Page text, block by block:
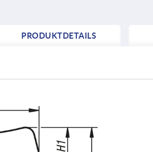
PRODUKTDETAILS